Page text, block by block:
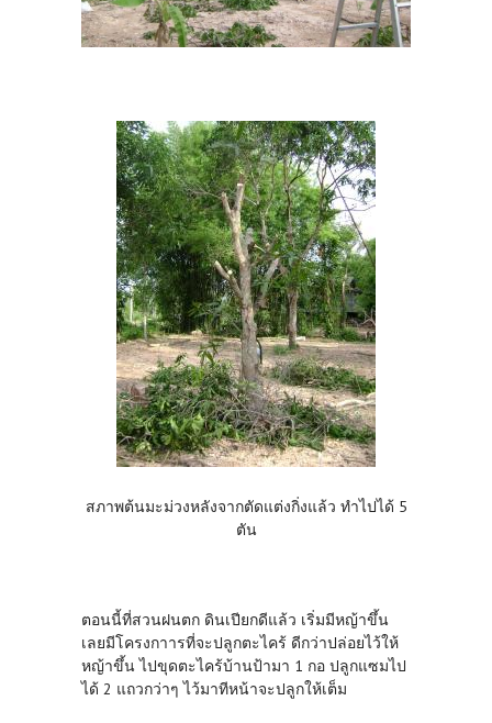
สภาพต้นมะม่วงหลังจากตัดแต่งกิ่งแล้ว ทำไปได้ 5
ตัน
ตอนนี้ที่สวนฝนตก ดินเปียกดีแล้ว เริ่มมีหญ้าขึ้น
เลยมีโครงกาารที่จะปลูกตะไคร้ ดีกว่าปล่อยไว้ให้
หญ้าขึ้น ไปขุดตะไคร้บ้านป้ามา 1 กอ ปลูกแซมไป
ได้ 2 แถวกว่าๆ ไว้มาทีหน้าจะปลูกให้เต็ม